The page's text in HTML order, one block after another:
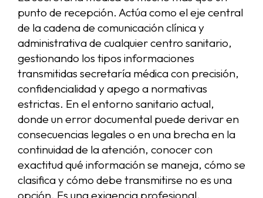
punto de recepción. Actúa como el eje central
de la cadena de comunicación clínica y
administrativa de cualquier centro sanitario,
gestionando los tipos informaciones
transmitidas secretaría médica con precisión,
confidencialidad y apego a normativas
estrictas. En el entorno sanitario actual,
donde un error documental puede derivar en
consecuencias legales o en una brecha en la
continuidad de la atención, conocer con
exactitud qué información se maneja, cómo se
clasifica y cómo debe transmitirse no es una